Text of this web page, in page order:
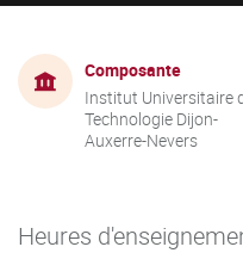
Composante
Institut Universitaire
Technologie Dijon-
Auxerre-Nevers
Heures